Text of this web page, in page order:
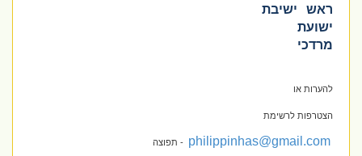
ראש ישיבת
ישועת
מרדכי
להערות או
הצטרפות לרשימת
תפוצה - philippinhas@gmail.com